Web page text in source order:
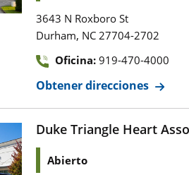
3643 N Roxboro St
Durham, NC 27704-2702
Oficina: 919-470-4000
Obtener direcciones
Duke Triangle Heart
Abierto